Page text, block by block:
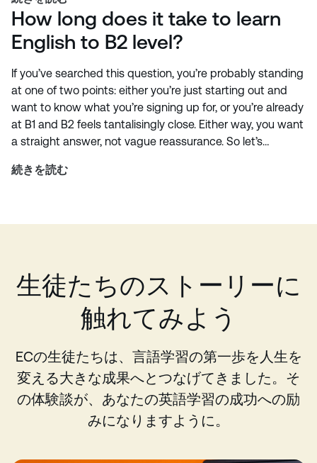
How long does it take to learn
English to B2 level?
If you’ve searched this question, you’re probably standing
at one of two points: either you’re just starting out and
want to know what you’re signing up for, or you’re already
at B1 and B2 feels tantalisingly close. Either way, you want
a straight answer, not vague reassurance. So let’s…
続きを読む
生徒たちのストーリーに
触れてみよう
ECの生徒たちは、言語学習の第一歩を人生を
変える大きな成果へとつなげてきました。そ
の体験談が、あなたの英語学習の成功への励
みになりますように。